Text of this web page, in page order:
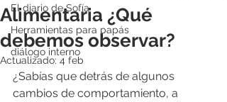
El diario de Sofía
Herramientas para papás
diálogo interno
Alimentaria ¿Qué
debemos observar?
Actualizado: 4 feb
¿Sabías que detrás de algunos
cambios de comportamiento, a